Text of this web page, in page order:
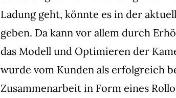
Ladung geht, könnte es in der
geben. Da kann vor allem durch
das Modell und Optimieren der
wurde vom Kunden als erfolgreich
Zusammenarbeit in Form eines